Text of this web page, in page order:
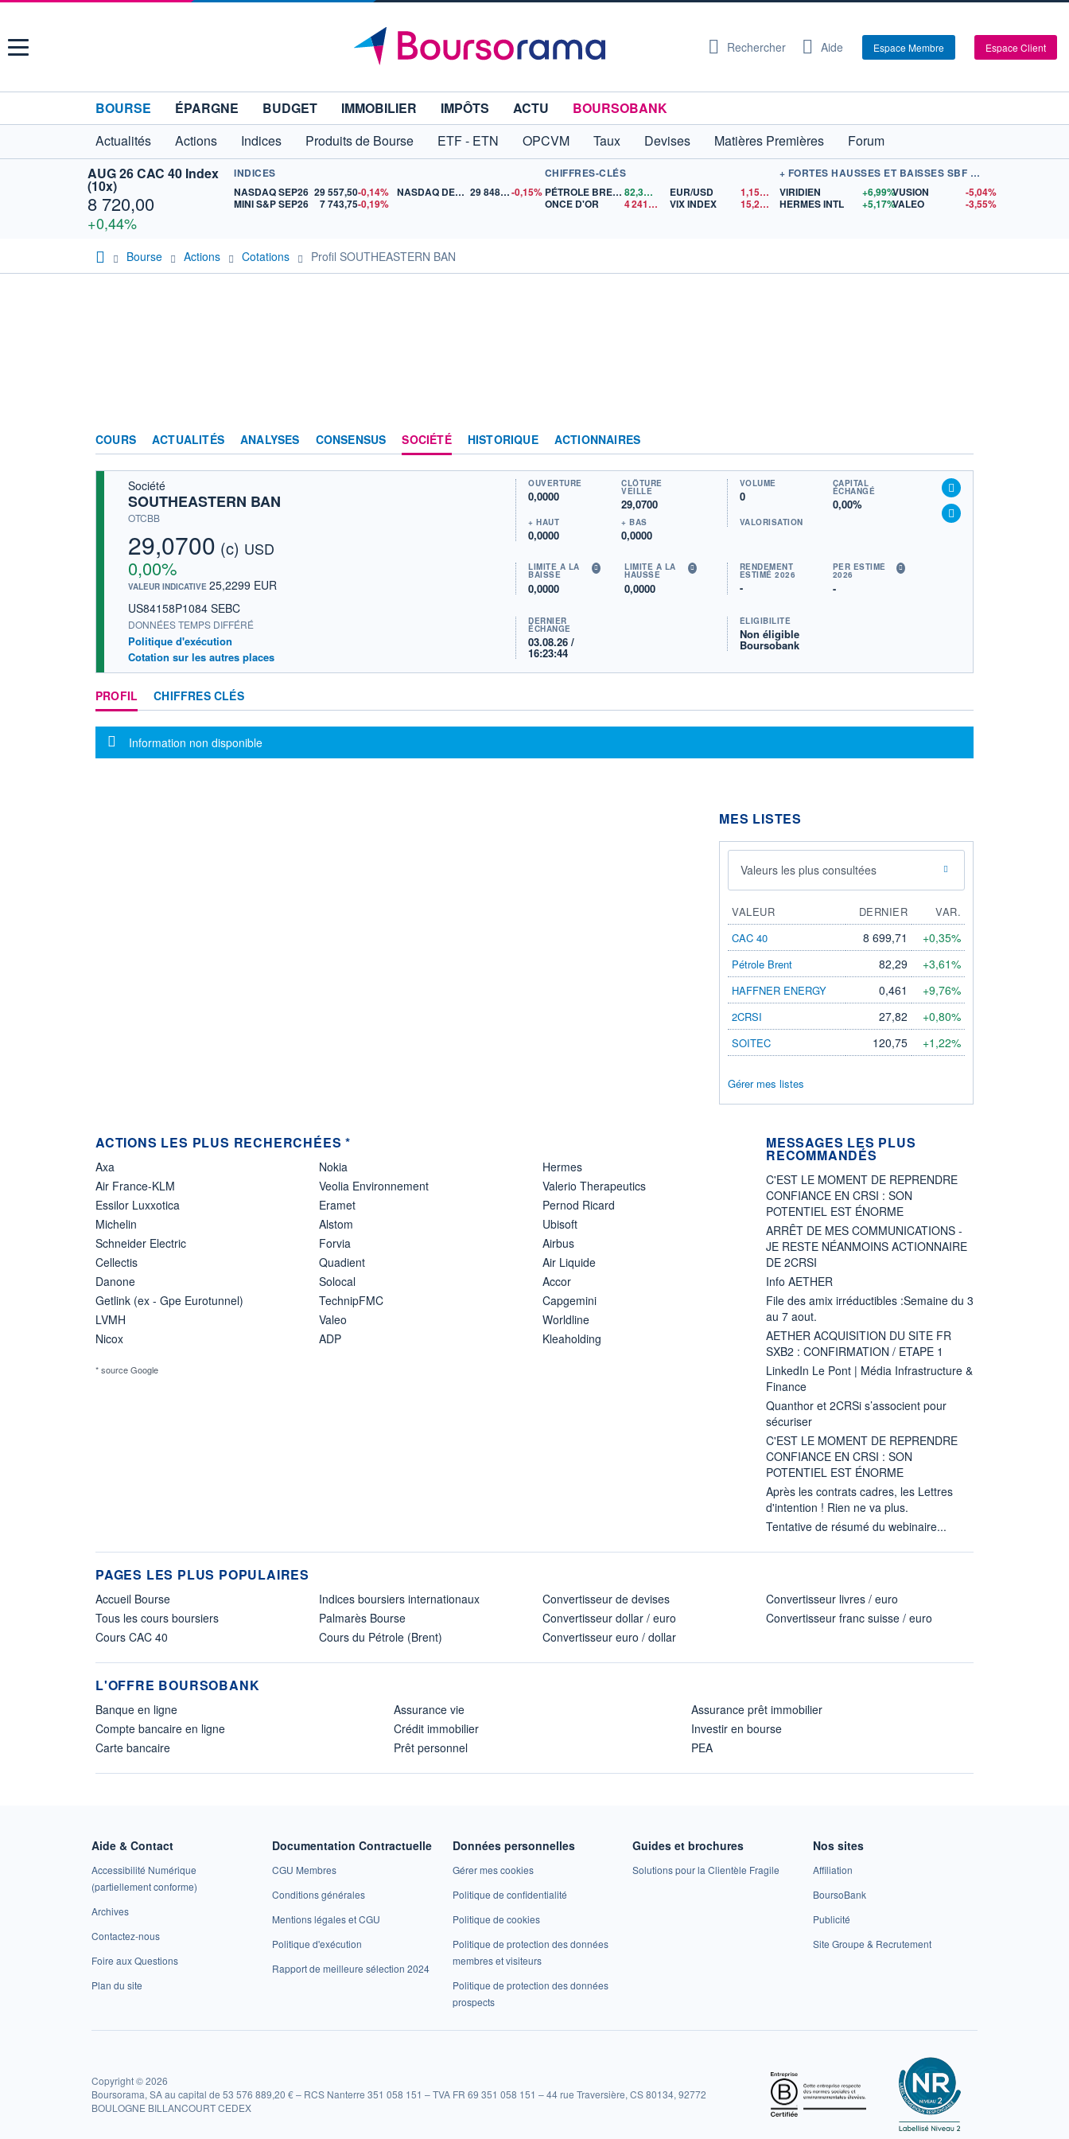
Menu Rechercher Aide Espace Membre Espace Client
BOURSE ÉPARGNE BUDGET IMMOBILIER IMPÔTS ACTU
BOURSOBANK
Actualités
Actions Indices Produits de Bourse ETF - ETN OPCVM Taux Devises Matières Premières
Forum
AUG 26 CAC 40 Index
(10x)
8 720,00
+0,44%
INDICES
NASDAQ SEP26 29 557,50-0,14%
MINI S&P SEP26
7 743,75-0,19%
NASDAQ DEC26 29 848,00-0,15%
CHIFFRES-CLÉS
PÉTROLE BRENT
82,31$US
ONCE D'OR
4 241,85 $US
EUR/USD 1,1522
$US
VIX INDEX
15,23$US
+ FORTES HAUSSES ET BAISSES SBF 120
VIRIDIEN
+6,99%
HERMES INTL
+5,17%
VUSION
-5,04%
VALEO
-3,55%
Bourse Actions Cotations Profil SOUTHEASTERN BAN
COURS ACTUALITÉS ANALYSES CONSENSUS SOCIÉTÉ HISTORIQUE ACTIONNAIRES
Société
SOUTHEASTERN BAN
OTCBB
29,0700 (c) USD
0,00%
VALEUR INDICATIVE 25,2299 EUR
US84158P1084 SEBC
DONNÉES TEMPS DIFFÉRÉ
Politique d'exécution
Cotation sur les autres places
OUVERTURE
0,0000
CLÔTURE
VEILLE
29,0700
+ HAUT
0,0000
+ BAS
0,0000
VOLUME
0
CAPITAL
ÉCHANGÉ
0,00%
VALORISATION
LIMITE À LA
BAISSE
0,0000
LIMITE À LA
HAUSSE
0,0000
RENDEMENT
ESTIMÉ 2026
-
PER ESTIMÉ
2026
-
DERNIER
ÉCHANGE
03.08.26 /
16:23:44
ÉLIGIBILITÉ
Non éligible
Boursobank
PROFIL CHIFFRES CLÉS
Message d'information
Information non disponible
MES LISTES
Valeurs les plus consultées
VALEUR DERNIER
VAR.
CAC 40
8 699,71 +0,35%
Pétrole Brent 82,29 +3,61%
HAFFNER ENERGY 0,461 +9,76%
2CRSI 27,82 +0,80%
SOITEC 120,75 +1,22%
Gérer mes listes
ACTIONS LES PLUS RECHERCHÉES *
Axa
Air France-KLM
Essilor Luxxotica
Michelin
Schneider Electric
Cellectis
Danone
Getlink (ex - Gpe Eurotunnel)
LVMH
Nicox
Nokia
Veolia Environnement
Eramet
Alstom
Forvia
Quadient
Solocal
TechnipFMC
Valeo
ADP
Hermes
Valerio Therapeutics
Pernod Ricard
Ubisoft
Airbus
Air Liquide
Accor
Capgemini
Worldline
Kleaholding
* source Google
MESSAGES LES PLUS
RECOMMANDÉS
C'EST LE MOMENT DE REPRENDRE
CONFIANCE EN CRSI : SON
POTENTIEL EST ÉNORME
ARRÊT DE MES COMMUNICATIONS -
JE RESTE NÉANMOINS ACTIONNAIRE
DE 2CRSI
Info AETHER
File des amix irréductibles :Semaine du 3
au 7 aout.
AETHER ACQUISITION DU SITE FR
SXB2 : CONFIRMATION / ETAPE 1
LinkedIn Le Pont | Média Infrastructure &
Finance
Quanthor et 2CRSi s’associent pour
sécuriser
C'EST LE MOMENT DE REPRENDRE
CONFIANCE EN CRSI : SON
POTENTIEL EST ÉNORME
Après les contrats cadres, les Lettres
d'intention ! Rien ne va plus.
Tentative de résumé du webinaire...
PAGES LES PLUS POPULAIRES
Accueil Bourse
Tous les cours boursiers
Cours CAC 40
Indices boursiers internationaux
Palmarès Bourse
Cours du Pétrole (Brent)
Convertisseur de devises
Convertisseur dollar / euro
Convertisseur euro / dollar
Convertisseur livres / euro
Convertisseur franc suisse / euro
L'OFFRE BOURSOBANK
Banque en ligne
Compte bancaire en ligne
Carte bancaire
Assurance vie
Crédit immobilier
Prêt personnel
Assurance prêt immobilier
Investir en bourse
PEA
Aide & Contact
Accessibilité Numérique
(partiellement conforme)
Archives
Contactez-nous
Foire aux Questions
Plan du site
Documentation Contractuelle
CGU Membres
Conditions générales
Mentions légales et CGU
Politique d'exécution
Rapport de meilleure sélection 2024
Données personnelles
Gérer mes cookies
Politique de confidentialité
Politique de cookies
Politique de protection des données
membres et visiteurs
Politique de protection des données
prospects
Guides et brochures
Solutions pour la Clientèle Fragile
Nos sites
Affiliation
BoursoBank
Publicité
Site Groupe & Recrutement
Copyright © 2026
Boursorama, SA au capital de 53 576 889,20 € – RCS Nanterre 351 058 151 – TVA FR 69 351 058 151 – 44 rue Traversière, CS 80134, 92772
BOULOGNE BILLANCOURT CEDEX